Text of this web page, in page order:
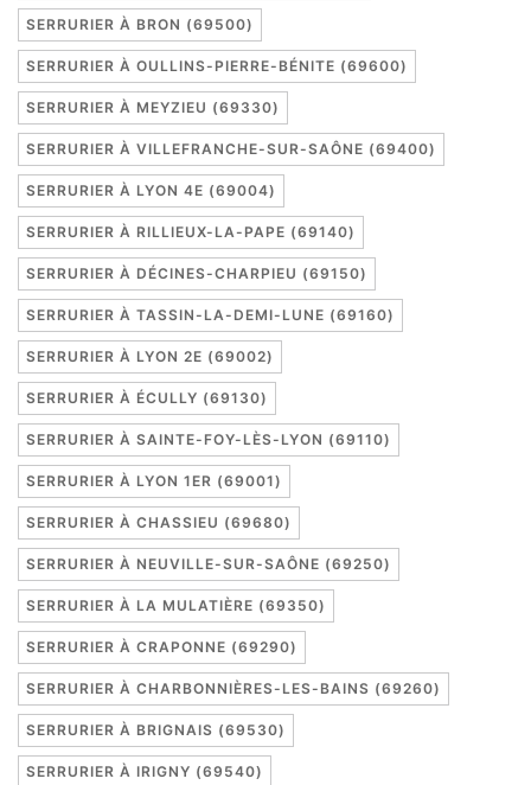
SERRURIER À BRON (69500)
SERRURIER À OULLINS-PIERRE-BÉNITE (69600)
SERRURIER À MEYZIEU (69330)
SERRURIER À VILLEFRANCHE-SUR-SAÔNE (69400)
SERRURIER À LYON 4E (69004)
SERRURIER À RILLIEUX-LA-PAPE (69140)
SERRURIER À DÉCINES-CHARPIEU (69150)
SERRURIER À TASSIN-LA-DEMI-LUNE (69160)
SERRURIER À LYON 2E (69002)
SERRURIER À ÉCULLY (69130)
SERRURIER À SAINTE-FOY-LÈS-LYON (69110)
SERRURIER À LYON 1ER (69001)
SERRURIER À CHASSIEU (69680)
SERRURIER À NEUVILLE-SUR-SAÔNE (69250)
SERRURIER À LA MULATIÈRE (69350)
SERRURIER À CRAPONNE (69290)
SERRURIER À CHARBONNIÈRES-LES-BAINS (69260)
SERRURIER À BRIGNAIS (69530)
SERRURIER À IRIGNY (69540)